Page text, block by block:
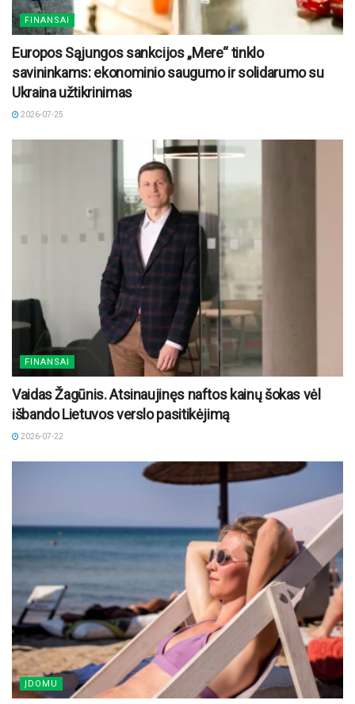
FINANSAI
Europos Sąjungos sankcijos „Mere“ tinklo
savininkams: ekonominio saugumo ir solidarumo su
Ukraina užtikrinimas
2026-07-25
FINANSAI
Vaidas Žagūnis. Atsinaujinęs naftos kainų šokas vėl
išbando Lietuvos verslo pasitikėjimą
2026-07-22
ĮDOMU